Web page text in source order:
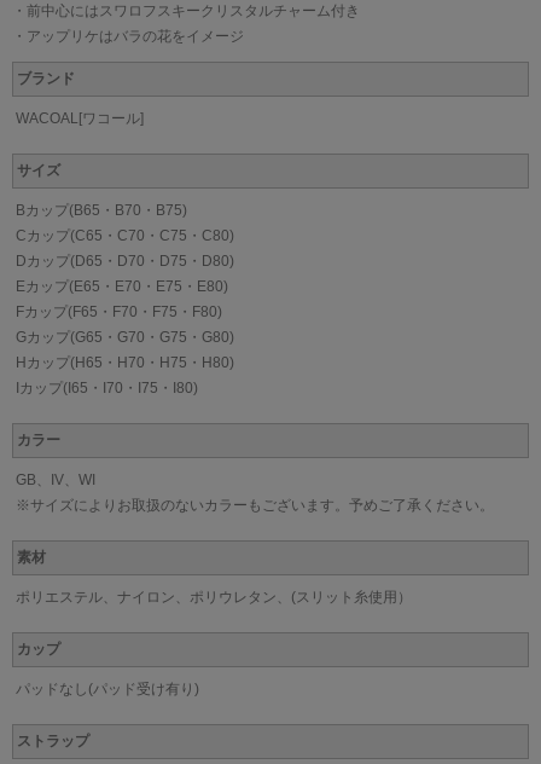
・前中心にはスワロフスキークリスタルチャーム付き
・アップリケはバラの花をイメージ
ブランド
WACOAL[ワコール]
サイズ
Bカップ(B65・B70・B75)
Cカップ(C65・C70・C75・C80)
Dカップ(D65・D70・D75・D80)
Eカップ(E65・E70・E75・E80)
Fカップ(F65・F70・F75・F80)
Gカップ(G65・G70・G75・G80)
Hカップ(H65・H70・H75・H80)
Iカップ(I65・I70・I75・I80)
カラー
GB、IV、WI
※サイズによりお取扱のないカラーもございます。予めご了承ください。
素材
ポリエステル、ナイロン、ポリウレタン、(スリット糸使用）
カップ
パッドなし(パッド受け有り)
ストラップ